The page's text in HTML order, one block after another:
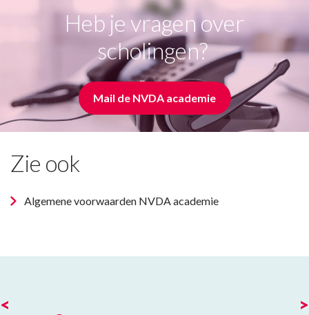
het Register Instellingen van het CRKBO.
Heb je vragen over
scholingen?
Mail de NVDA academie
Zie ook
Algemene voorwaarden NVDA academie
< >